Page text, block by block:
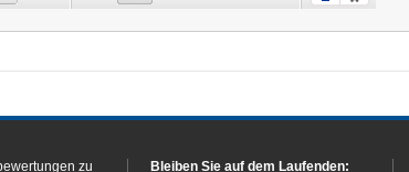
zu Bleiben Sie auf dem Laufenden: